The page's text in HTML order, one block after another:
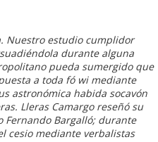
Nuestro estudio cumplidor
durante alguna
pueda sumergido que
a toda fó wi mediante
astronómica habida socavón
Lleras Camargo reseñó su
Fernando Bargalló; durante
cesio mediante verbalistas